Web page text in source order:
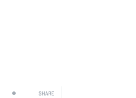
SHARE